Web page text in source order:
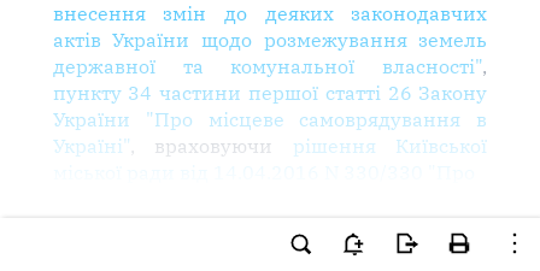
внесення змін до деяких законодавчих
актів України щодо розмежування земель
державної та комунальної власності",
пункту 34 частини першої статті 26 Закону
України "Про місцеве самоврядування в
Україні", враховуючи рішення Київської